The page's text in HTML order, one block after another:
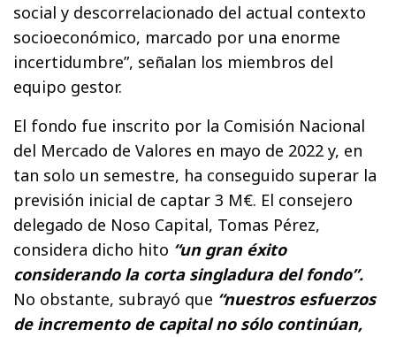
social y descorrelacionado del actual contexto
socioeconómico, marcado por una enorme
incertidumbre”, señalan los miembros del
equipo gestor.
El fondo fue inscrito por la Comisión Nacional
del Mercado de Valores en mayo de 2022 y, en
tan solo un semestre, ha conseguido superar la
previsión inicial de captar 3 M€. El consejero
delegado de Noso Capital, Tomas Pérez,
considera dicho hito “un gran éxito
considerando la corta singladura del fondo”.
No obstante, subrayó que “nuestros esfuerzos
de incremento de capital no sólo continúan,